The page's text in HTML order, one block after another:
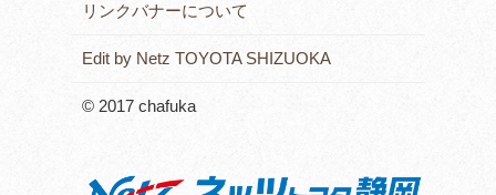
リンクバナーについて
Edit by Netz TOYOTA SHIZUOKA
© 2017 chafuka